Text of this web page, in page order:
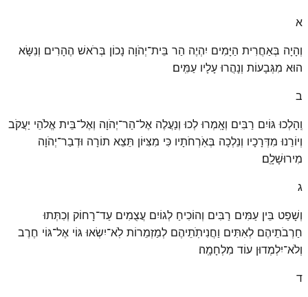
א
וְהָיָה בְּאַחֲרִית הַיָּמִים יִהְיֶה הַר בֵּית־יְהֹוָה נָכוֹן בְּרֹאשׁ הֶהָרִים וְנִשָּׂא
הוּא מִגְּבָעוֹת וְנָהֲרוּ עָלָיו עַמִּֽים׃
ב
וְֽהָלְכוּ גּוֹיִם רַבִּים וְאָֽמְרוּ לְכוּ וְנַעֲלֶה אֶל־הַר־יְהֹוָה וְאֶל־בֵּית אֱלֹהֵי יַעֲקֹב
וְיוֹרֵנוּ מִדְּרָכָיו וְנֵלְכָה בְּאֹֽרְחֹתָיו כִּי מִצִּיּוֹן תֵּצֵא תוֹרָה וּדְבַר־יְהֹוָה
מִירוּשָׁלָֽ͏ִם׃
ג
וְשָׁפַט בֵּין עַמִּים רַבִּים וְהוֹכִיחַ לְגוֹיִם עֲצֻמִים עַד־רָחוֹק וְכִתְּתוּ
חַרְבֹתֵיהֶם לְאִתִּים וַחֲנִיתֹֽתֵיהֶם לְמַזְמֵרוֹת לֹֽא־יִשְׂאוּ גּוֹי אֶל־גּוֹי חֶרֶב
וְלֹא־יִלְמְדוּן עוֹד מִלְחָמָֽה׃
ד